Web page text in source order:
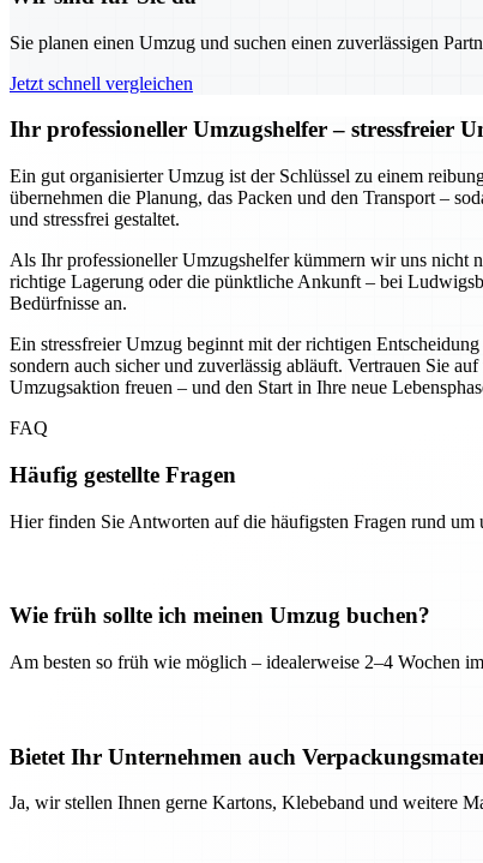
Sie planen einen Umzug und suchen einen zuverlässigen
Jetzt schnell vergleichen
Ihr professioneller Umzugshelfer – stressfreier
Ein gut organisierter Umzug ist der Schlüssel zu einem
übernehmen die Planung, das Packen und den Transport –
und stressfrei gestaltet.
Als Ihr professioneller Umzugshelfer kümmern wir uns nicht
richtige Lagerung oder die pünktliche Ankunft – bei
Bedürfnisse an.
Ein stressfreier Umzug beginnt mit der richtigen
sondern auch sicher und zuverlässig abläuft. Vertrauen Sie
Umzugsaktion freuen – und den Start in Ihre neue
FAQ
Häufig gestellte Fragen
Hier finden Sie Antworten auf die häufigsten Fragen rund um
Wie früh sollte ich meinen Umzug buchen?
Am besten so früh wie möglich – idealerweise 2–4 Wochen
Bietet Ihr Unternehmen auch
Ja, wir stellen Ihnen gerne Kartons, Klebeband und weitere